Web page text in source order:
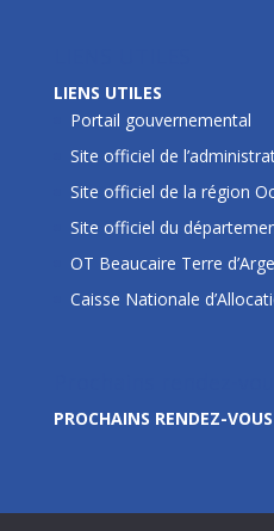
LIENS UTILES
Portail gouvernemental
Site officiel de
Site officiel de la région
Site officiel du
OT Beaucaire Terre
Caisse Nationale
PROCHAINS RENDEZ-VOUS